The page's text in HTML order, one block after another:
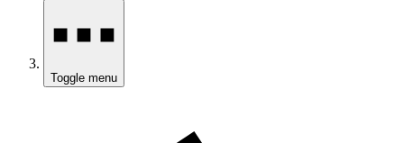
Toggle menu